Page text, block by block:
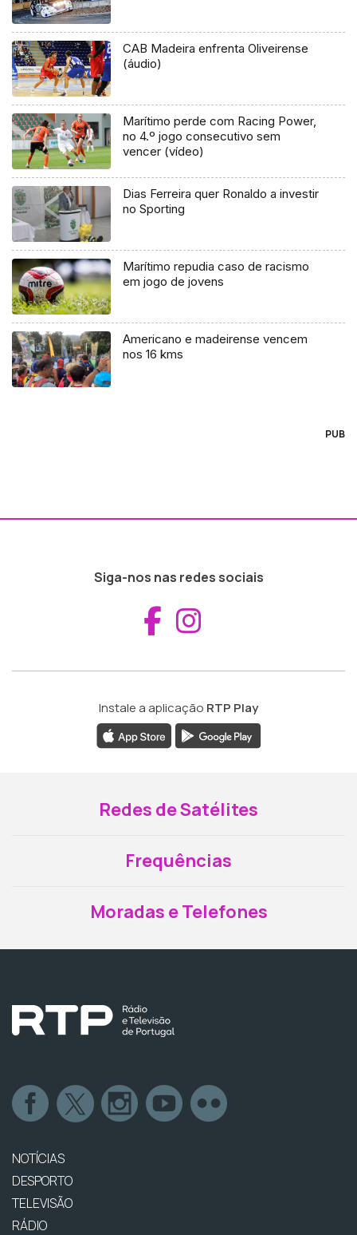
CAB Madeira enfrenta Oliveirense
(áudio)
Marítimo perde com Racing Power,
no 4.º jogo consecutivo sem
vencer (vídeo)
Dias Ferreira quer Ronaldo a investir
no Sporting
Marítimo repudia caso de racismo
em jogo de jovens
Americano e madeirense vencem
nos 16 kms
PUB
Siga-nos nas redes sociais
Aceder ao
Instale a aplicação RTP Play
Redes de Satélites
Frequências
Moradas e Telefones
NOTÍCIAS
DESPORTO
TELEVISÃO
RÁDIO